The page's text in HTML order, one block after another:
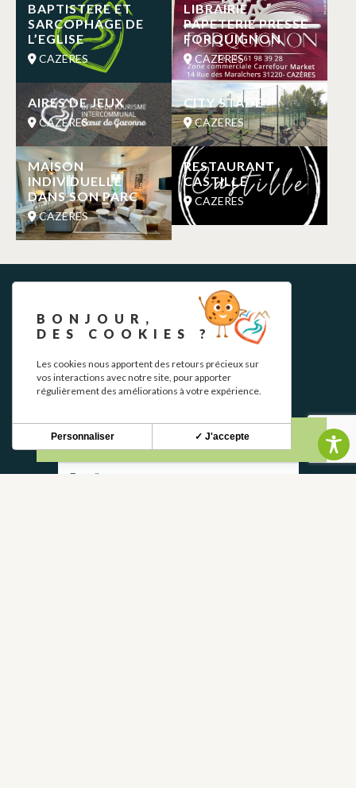
BAPTISTERE ET
SARCOPHAGE DE
L’EGLISE
CAZERES
LIBRAIRIE
PAPETERIE PRESSE
FORQUIGNON
CAZERES
AIRES DE JEUX
CAZERES
CITY STADE
CAZERES
MAISON
INDIVIDUELLE
DANS SON PARC
CAZERES
RESTAURANT
CASTILLE
CAZERES
NEWSLETTER
Restez informé de nos actualités et bons plans.
BONJOUR,
DES COOKIES ?
Les cookies nous apportent des retours précieux sur
vos interactions avec notre site, pour apporter
régulièrement des améliorations à votre expérience.
✓ J'accepte
Personnaliser